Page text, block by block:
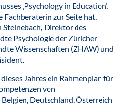
‚Psychology in Education‘,
Fachberaterin zur Seite hat,
Steinebach, Direktor des
Psychologie der Züricher
Wissenschaften (ZHAW) und
Jahres ein Rahmenplan für
von
Deutschland, Österreich